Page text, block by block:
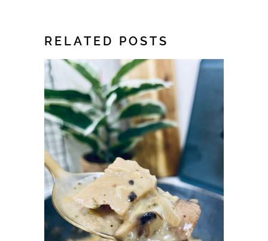
RELATED POSTS